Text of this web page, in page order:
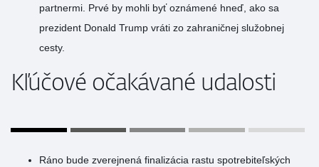
partnermi. Prvé by mohli byť oznámené hneď, ako sa
prezident Donald Trump vráti zo zahraničnej služobnej
cesty.
Kľúčové očakávané udalosti
Ráno bude zverejnená finalizácia rastu spotrebiteľských